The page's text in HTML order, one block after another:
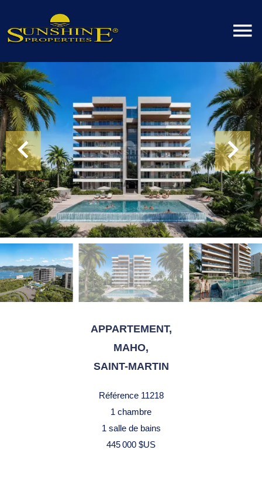
APPARTEMENT,
MAHO,
SAINT-MARTIN
Référence11218
1 chambre
1 salle de bains
445 000 $US